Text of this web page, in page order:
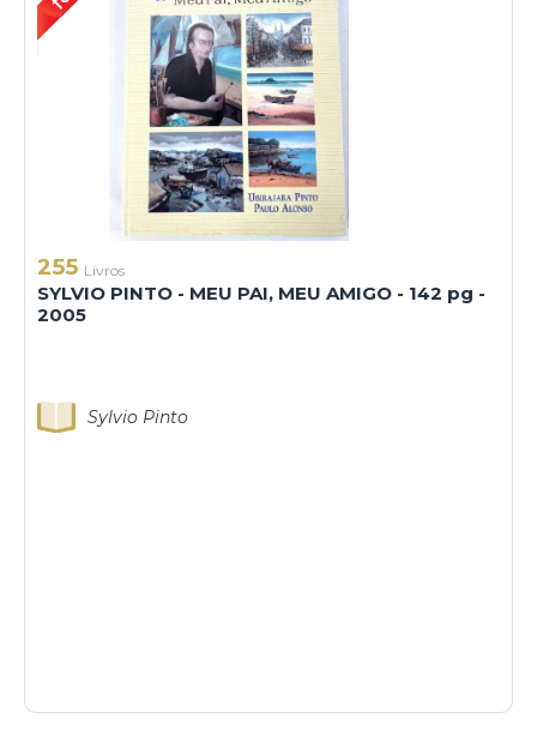
255 Livros
SYLVIO PINTO - MEU PAI, MEU AMIGO - 142 pg -
2005
Sylvio Pinto